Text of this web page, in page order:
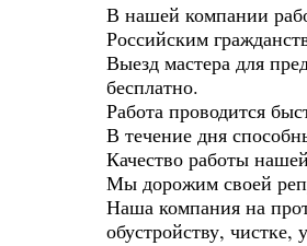
В нашей компании
Российским
Выезд мастера для
бесплатно.
Работа проводится
В течение дня
Качество работы
Мы дорожим своей
Наша компания на
обустройству,